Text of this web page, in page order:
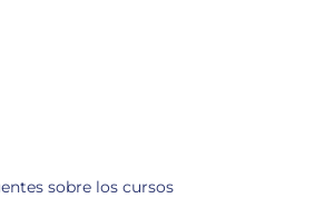
sobre los cursos